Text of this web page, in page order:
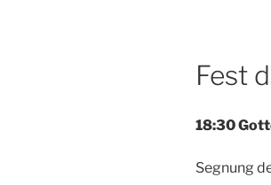
Fest
18:30
Segnung